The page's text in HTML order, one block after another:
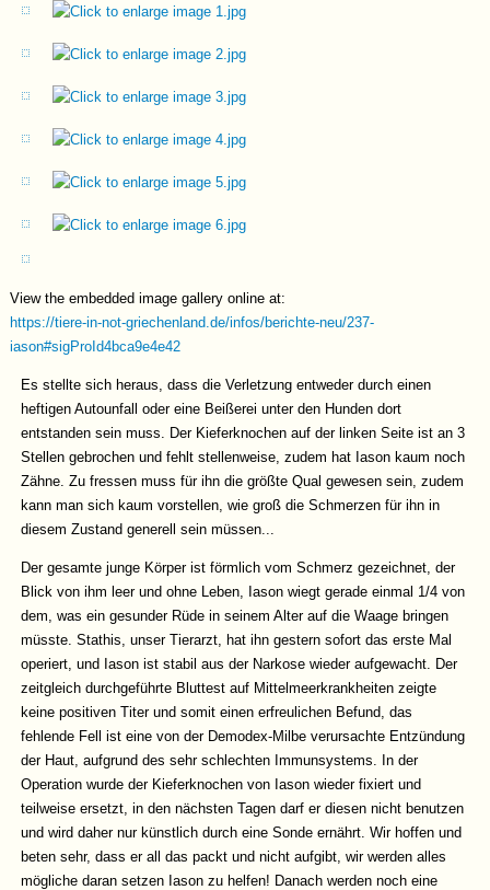
View the embedded image gallery online at:
https://tiere-in-not-griechenland.de/infos/berichte-neu/237-
iason#sigProId4bca9e4e42
Es stellte sich heraus, dass die Verletzung entweder durch einen
heftigen Autounfall oder eine Beißerei unter den Hunden dort
entstanden sein muss. Der Kieferknochen auf der linken Seite ist an 3
Stellen gebrochen und fehlt stellenweise, zudem hat Iason kaum noch
Zähne. Zu fressen muss für ihn die größte Qual gewesen sein, zudem
kann man sich kaum vorstellen, wie groß die Schmerzen für ihn in
diesem Zustand generell sein müssen...
Der gesamte junge Körper ist förmlich vom Schmerz gezeichnet, der
Blick von ihm leer und ohne Leben, Iason wiegt gerade einmal 1/4 von
dem, was ein gesunder Rüde in seinem Alter auf die Waage bringen
müsste. Stathis, unser Tierarzt, hat ihn gestern sofort das erste Mal
operiert, und Iason ist stabil aus der Narkose wieder aufgewacht. Der
zeitgleich durchgeführte Bluttest auf Mittelmeerkrankheiten zeigte
keine positiven Titer und somit einen erfreulichen Befund, das
fehlende Fell ist eine von der Demodex-Milbe verursachte Entzündung
der Haut, aufgrund des sehr schlechten Immunsystems. In der
Operation wurde der Kieferknochen von Iason wieder fixiert und
teilweise ersetzt, in den nächsten Tagen darf er diesen nicht benutzen
und wird daher nur künstlich durch eine Sonde ernährt. Wir hoffen und
beten sehr, dass er all das packt und nicht aufgibt, wir werden alles
mögliche daran setzen Iason zu helfen! Danach werden noch eine